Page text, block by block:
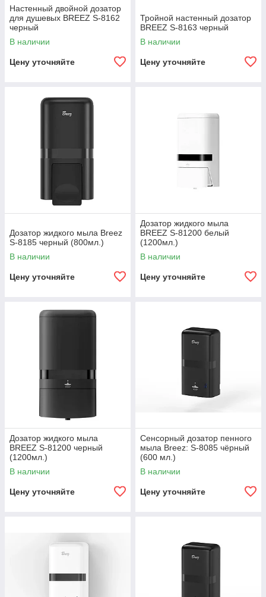
Настенный двойной дозатор
для душевых BREEZ S-8162
черный
В наличии
Цену уточняйте
Тройной настенный дозатор
BREEZ S-8163 черный
В наличии
Цену уточняйте
Дозатор жидкого мыла Breez
S-8185 черный (800мл.)
В наличии
Цену уточняйте
Дозатор жидкого мыла
BREEZ S-81200 белый
(1200мл.)
В наличии
Цену уточняйте
Дозатор жидкого мыла
BREEZ S-81200 черный
(1200мл.)
В наличии
Цену уточняйте
Сенсорный дозатор пенного
мыла Breez: S-8085 чёрный
(600 мл.)
В наличии
Цену уточняйте